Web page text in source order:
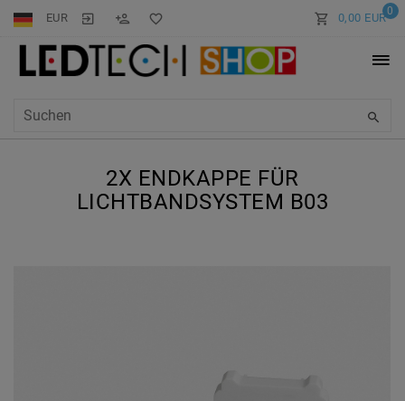
EUR 0
0,00 EUR
2X ENDKAPPE FÜR
LICHTBANDSYSTEM B03